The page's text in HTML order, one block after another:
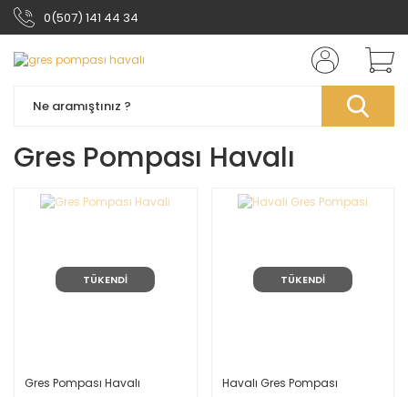
0(507) 141 44 34
Gres Pompası Havalı
TÜKENDİ
Gres Pompası Havalı
TÜKENDİ
Havalı Gres Pompası